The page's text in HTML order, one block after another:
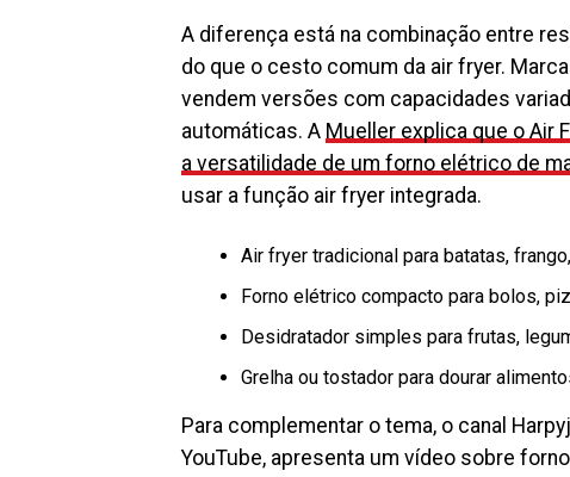
A diferença está na combinação entre
do que o cesto comum da air fryer.
vendem versões com capacidades
automáticas. A Mueller explica que o Air
a versatilidade de um forno elétrico de
usar a função air fryer integrada.
Air fryer tradicional para batatas,
Forno elétrico compacto para bolos,
Desidratador simples para frutas,
Grelha ou tostador para dourar
Para complementar o tema, o canal
YouTube, apresenta um vídeo sobre